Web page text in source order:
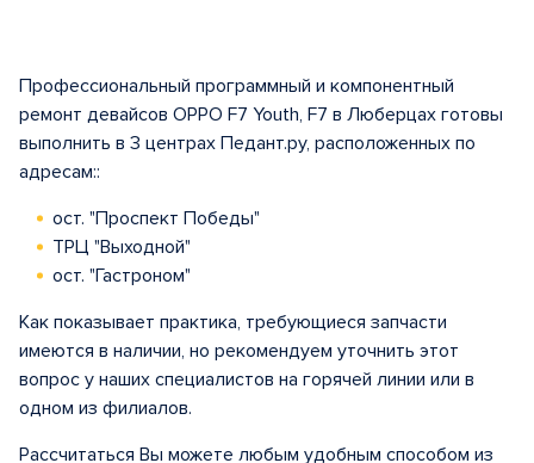
Профессиональный программный и компонентный
ремонт девайсов OPPO F7 Youth, F7 в Люберцах готовы
выполнить в 3 центрах Педант.ру, расположенных по
адресам::
ост. "Проспект Победы"
ТРЦ "Выходной"
ост. "Гастроном"
Как показывает практика, требующиеся запчасти
имеются в наличии, но рекомендуем уточнить этот
вопрос у наших специалистов на горячей линии или в
одном из филиалов.
Рассчитаться Вы можете любым удобным способом из